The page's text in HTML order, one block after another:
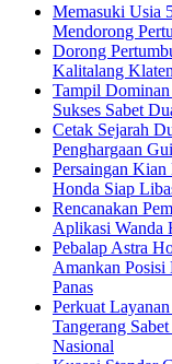
Memasuki Usia
Mendorong
Dorong
Kalitalang
Tampil
Sukses Sabet
Cetak Sejarah
Penghargaan
Persaingan Kian
Honda Siap
Rencanakan
Aplikasi Wanda
Pebalap Astra
Amankan Posisi
Panas
Perkuat
Tangerang
Nasional